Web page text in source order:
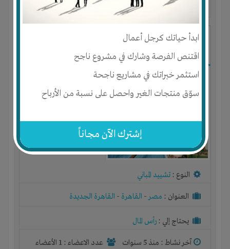
ابدأ حياتك كرجل أعمال
اقتنص الفرصة وشارك في مشروع ناجح
استثمر خبراتك في مشاريع ناجحة
سوّق منتجات الغير واحصل على نسبة من الأرباح
إشترك الآن مجاناً
آخر نشاط : عدد الاعضاء : 1 الأعضاء
انشاء وتطوير كومباوند سكني اداري تجاري
متكامل
النوع : تشييد المباني
العنوان : مصر- القاهرة - القاهرة الجديدة
يحتاج إلي : رأس المال
آخر نشاط : منذ 5 سنوات عدد الاعضاء : 1 الأعضاء